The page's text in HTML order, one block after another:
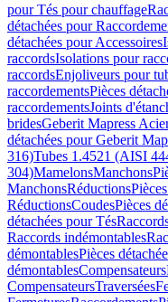
pour Tés pour chauffage
détachées pour
détachées pour Accessoires
raccordsIsolations pour
raccordsEnjoliveurs pour
raccordementsPièces
raccordementsJoints
bridesGeberit Mapress
détachées pour Geberit
316)Tubes 1.4521 (AISI
304)MamelonsManchons
ManchonsRéductions
RéductionsCoudesPièces
détachées pour Tés
Raccords indémontables
démontablesPièces
démontablesCompensateurs
CompensateursTraversées